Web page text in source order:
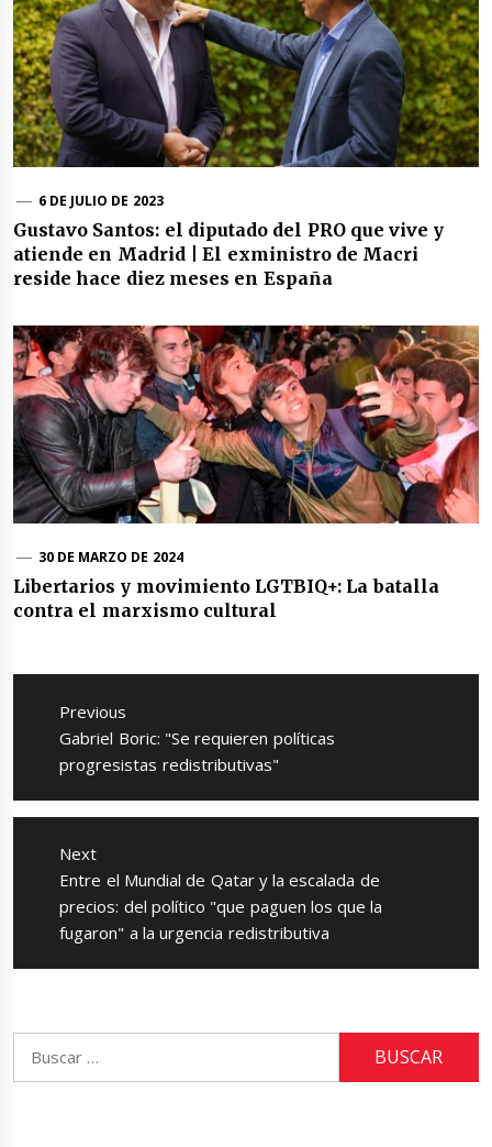
6 DE JULIO DE 2023
Gustavo Santos: el diputado del PRO que vive y
atiende en Madrid | El exministro de Macri
reside hace diez meses en España
30 DE MARZO DE 2024
Libertarios y movimiento LGTBIQ+: La batalla
contra el marxismo cultural
Navegación
entradas
Previous
Previous
post:
Gabriel Boric: "Se requieren políticas
progresistas redistributivas"
Next
Next
post:
Entre el Mundial de Qatar y la escalada de
precios: del político "que paguen los que la
fugaron" a la urgencia redistributiva